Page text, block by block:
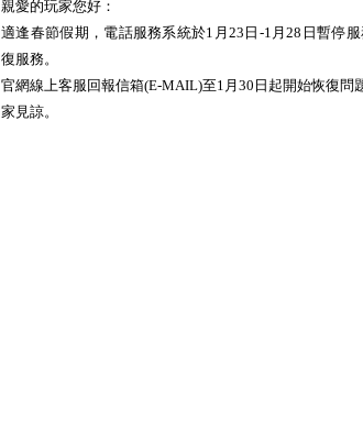
親愛的玩家您好：
適逢春節假期，電話服務系統於1月23日-1月28日暫停
復服務。
官網線上客服回報信箱(E-MAIL)至1月30日起開始恢復問
家見諒。